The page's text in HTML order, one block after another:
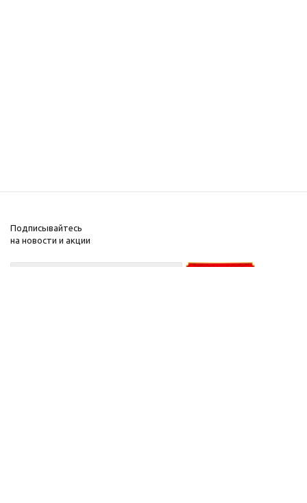
Подписывайтесь
на новости и акции